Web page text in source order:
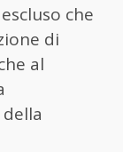
che
di
al